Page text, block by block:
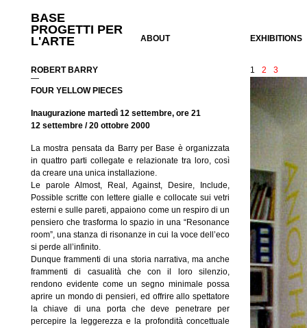
BASE
PROGETTI PER
L'ARTE
ABOUT EXHIBITIONS
1 2 3
ROBERT BARRY
—
FOUR YELLOW PIECES
Inaugurazione martedì 12 settembre, ore 21
12 settembre / 20 ottobre 2000
La mostra pensata da Barry per Base è organizzata
in quattro parti collegate e relazionate tra loro, così
da creare una unica installazione.
Le parole Almost, Real, Against, Desire, Include,
Possible scritte con lettere gialle e collocate sui vetri
esterni e sulle pareti, appaiono come un respiro di un
pensiero che trasforma lo spazio in una “Resonance
room”, una stanza di risonanze in cui la voce dell’eco
si perde all’infinito.
Dunque frammenti di una storia narrativa, ma anche
frammenti di casualità che con il loro silenzio,
rendono evidente come un segno minimale possa
aprire un mondo di pensieri, ed offrire allo spettatore
la chiave di una porta che deve penetrare per
percepire la leggerezza e la profondità concettuale